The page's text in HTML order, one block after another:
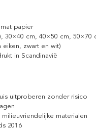
papier
30×40 cm, 40×50 cm, 50×70
eiken, zwart en wit)
in Scandinavië
uitproberen zonder risico
materialen
2016